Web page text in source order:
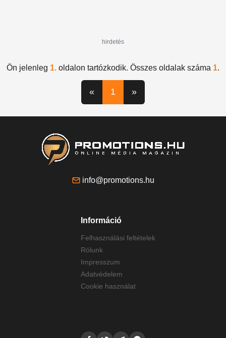
hirdetés
Ön jelenleg 1. oldalon tartózkodik. Összes oldalak száma 1.
« 1 »
info@promotions.hu
Információ
Felhasználási feltételek
Rólunk
Impresszum
Adatvédelem
Cookie használat